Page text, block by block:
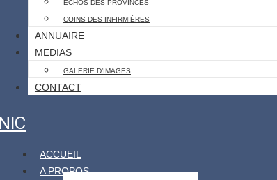
ECHOS DES PROVINCES
COINS DES INFIRMIÈRES
ANNUAIRE
MEDIAS
GALERIE D’IMAGES
CONTACT
ACCUEIL
A PROPOS